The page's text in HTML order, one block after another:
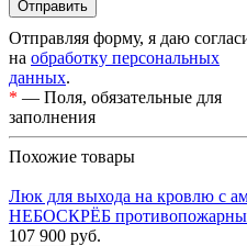
Отправляя форму, я даю
на обработку персональных
данных.
* — Поля, обязательные для
заполнения
Похожие товары
Люк для выхода на кровлю с
НЕБОСКРЁБ
107 900 руб.